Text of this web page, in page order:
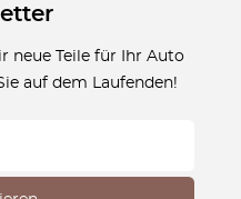
neue Teile für Ihr Auto
auf dem Laufenden!